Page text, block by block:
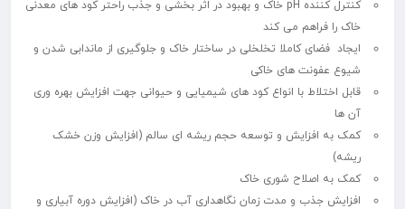
کنترل کننده pH خاک و بهبود در اثر بخشی و جذب راحتر کود های معدنی
خاک را فراهم می کند
ایجاد فضای کاملا تخلخلی در ساختار خاک و جلوگیری از ماندابی شدن و
شیوع عفونت های خاکی
قابل اختلاط با انواع کود های شیمیایی و حیوانی جهت افزایش بهره وری
آن ها
کمک به افزایش و توسعه حجم ریشه ای سالم (افزایش وزن خشک
ریشه)
کمک به اصلاح شوری خاک
افزایش جذب و مدت زمان نگاهداری آب در خاک (افزایش دوره آبیاری و